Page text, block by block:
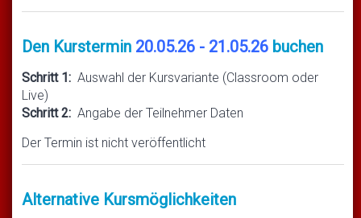
Den Kurstermin 20.05.26 - 21.05.26 buchen
Schritt 1: Auswahl der Kursvariante (Classroom oder
Live)
Schritt 2: Angabe der Teilnehmer Daten
Der Termin ist nicht veröffentlicht
Alternative Kursmöglichkeiten